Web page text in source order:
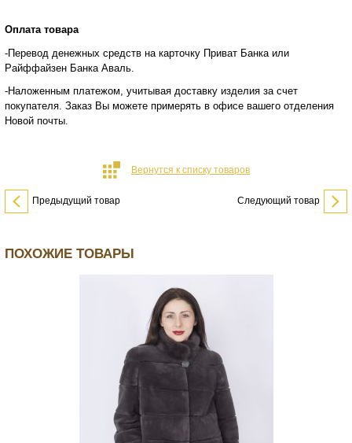
Оплата товара
-Перевод денежных средств на карточку Приват Банка или
Райффайзен Банка Аваль.
-Наложенным платежом, учитывая доставку изделия за счет
покупателя. Заказ Вы можете примерять в офисе вашего отделения
Новой почты.
Вернутся к списку товаров
Предыдущий товар Следующий товар
ПОХОЖИЕ ТОВАРЫ